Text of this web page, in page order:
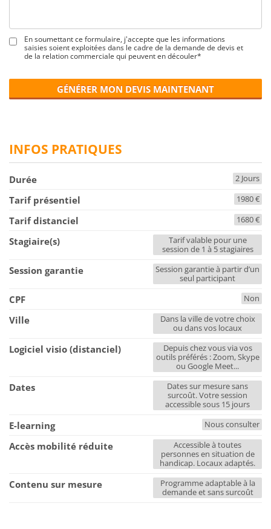
En soumettant ce formulaire, j'accepte que les informations
saisies soient exploitées dans le cadre de la demande de devis et
de la relation commerciale qui peuvent en découler*
GÉNÉRER MON DEVIS MAINTENANT
INFOS PRATIQUES
Durée 2 Jours
Tarif présentiel 1980 €
Tarif distanciel 1680 €
Stagiaire(s)
Tarif valable pour une
session de 1 à 5 stagiaires
Session garantie
Session garantie à partir d’un
seul participant
CPF Non
Ville
Dans la ville de votre choix
ou dans vos locaux
Logiciel visio (distanciel)
Depuis chez vous via vos
outils préférés : Zoom, Skype
ou Google Meet...
Dates
Dates sur mesure sans
surcoût. Votre session
accessible sous 15 jours
E-learning Nous consulter
Accès mobilité réduite
Accessible à toutes
personnes en situation de
handicap. Locaux adaptés.
Contenu sur mesure
Programme adaptable à la
demande et sans surcoût